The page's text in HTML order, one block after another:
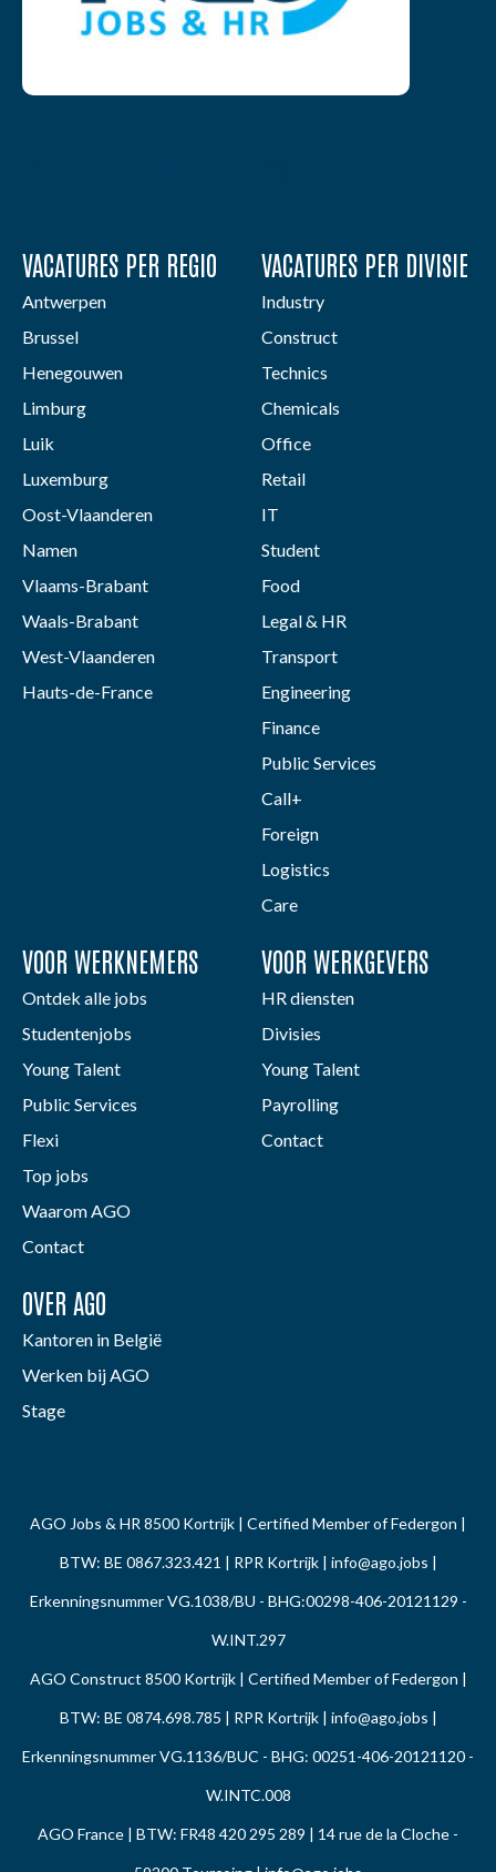
VACATURES PER REGIO
Antwerpen
Brussel
Henegouwen
Limburg
Luik
Luxemburg
Oost-Vlaanderen
Namen
Vlaams-Brabant
Waals-Brabant
West-Vlaanderen
Hauts-de-France
VACATURES PER DIVISIE
Industry
Construct
Technics
Chemicals
Office
Retail
IT
Student
Food
Legal & HR
Transport
Engineering
Finance
Public Services
Call+
Foreign
Logistics
Care
VOOR WERKNEMERS
Ontdek alle jobs
Studentenjobs
Young Talent
Public Services
Flexi
Top jobs
Waarom AGO
Contact
VOOR WERKGEVERS
HR diensten
Divisies
Young Talent
Payrolling
Contact
OVER AGO
Kantoren in België
Werken bij AGO
Stage
AGO Jobs & HR 8500 Kortrijk | Certified Member of Federgon |
BTW: BE 0867.323.421 | RPR Kortrijk | info@ago.jobs |
Erkenningsnummer VG.1038/BU - BHG:00298-406-20121129 -
W.INT.297
AGO Construct 8500 Kortrijk | Certified Member of Federgon |
BTW: BE 0874.698.785 | RPR Kortrijk | info@ago.jobs |
Erkenningsnummer VG.1136/BUC - BHG: 00251-406-20121120 -
W.INTC.008
AGO France | BTW: FR48 420 295 289 | 14 rue de la Cloche -